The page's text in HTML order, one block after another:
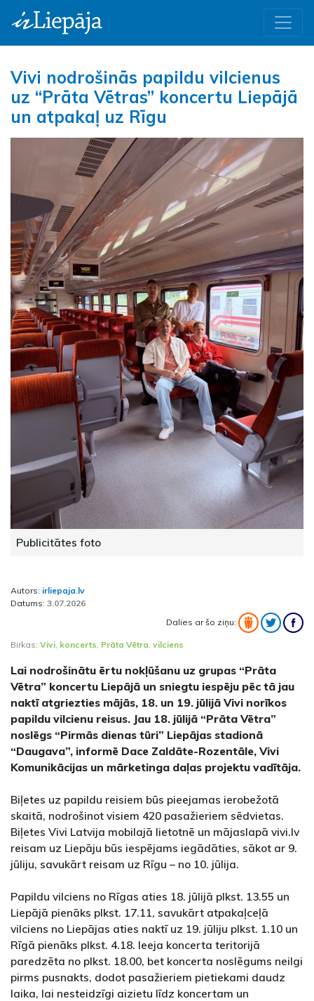
Vivi nodrošinās papildu vilcienus
uz “Prāta Vētras” koncertu Liepājā
un atpakaļ uz Rīgu
Publicitātes foto
Autors: irliepaja.lv
Datums: 3.07.2026
Dalies ar šo ziņu:
Birkas: Vivi koncerts Prāta Vētra vilciens
Lai nodrošinātu ērtu nokļūšanu uz grupas “Prāta
Vētra” koncertu Liepājā un sniegtu iespēju pēc tā jau
naktī atgriezties mājās, 18. un 19. jūlijā Vivi norīkos
papildu vilcienu reisus. Jau 18. jūlijā “Prāta Vētra”
noslēgs “Pirmās dienas tūri” Liepājas stadionā
“Daugava”, informē Dace Zaldāte-Rozentāle, Vivi
Komunikācijas un mārketinga daļas projektu vadītāja.
Biļetes uz papildu reisiem būs pieejamas ierobežotā
skaitā, nodrošinot visiem 420 pasažieriem sēdvietas.
Biļetes Vivi Latvija mobilajā lietotnē un mājaslapā vivi.lv
reisam uz Liepāju būs iespējams iegādāties, sākot ar 9.
jūliju, savukārt reisam uz Rīgu – no 10. jūlija.
Papildu vilciens no Rīgas aties 18. jūlijā plkst. 13.55 un
Liepājā pienāks plkst. 17.11, savukārt atpakaļceļā
vilciens no Liepājas aties naktī uz 19. jūliju plkst. 1.10 un
Rīgā pienāks plkst. 4.18. Ieeja koncerta teritorijā
paredzēta no plkst. 18.00, bet koncerta noslēgums neilgi
pirms pusnakts, dodot pasažieriem pietiekami daudz
laika, lai nesteidzīgi aizietu līdz koncertam un